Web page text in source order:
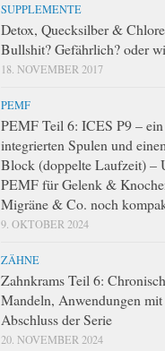
SUPPLEMENTE
Detox, Quecksilber &
Bullshit? Gefährlich? oder
18. NOVEMBER 2017
PEMF
PEMF Teil 6: ICES P9 –
integrierten Spulen und
Block (doppelte Laufzeit) –
PEMF für Gelenk &
Migräne & Co. noch
9. OKTOBER 2024
ZÄHNE
Zahnkrams Teil 6:
Mandeln, Anwendungen
Abschluss der Serie
20. NOVEMBER 2024